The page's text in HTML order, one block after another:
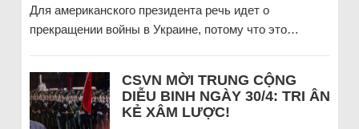
Для американского президента речь идет о
прекращении войны в Украине, потому что это…
CSVN MỜI TRUNG CỘNG
DIỄU BINH NGÀY 30/4: TRI ÂN
KẺ XÂM LƯỢC!